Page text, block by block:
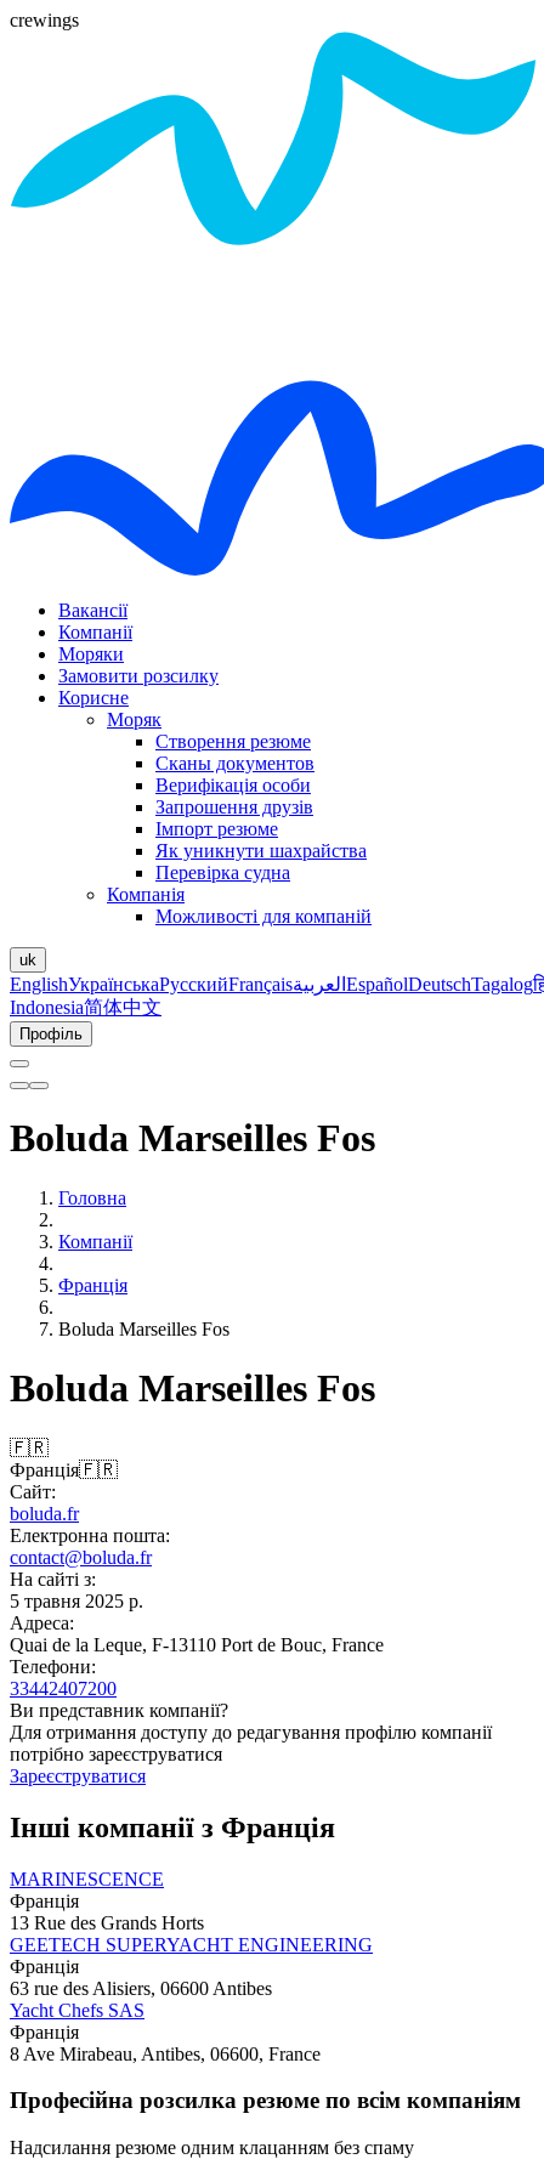
crewings
Вакансії
Компанії
Моряки
Замовити розсилку
Корисне
Моряк
Створення резюме
Сканы документов
Верифікація особи
Запрошення друзів
Імпорт резюме
Як уникнути шахрайства
Перевірка судна
Компанія
Можливості для компаній
uk
EnglishУкраїнськаРусскийFrançaisالعربية EspañolDeutschTagalog
Indonesia简体中文
Профіль
Boluda Marseilles Fos
Головна
Компанії
Франція
Boluda Marseilles Fos
Boluda Marseilles Fos
🇫🇷
Франція🇫🇷
Сайт:
boluda.fr
Електронна пошта:
contact@boluda.fr
На сайті з:
5 травня 2025 р.
Адреса:
Quai de la Leque, F-13110 Port de Bouc, France
Телефони:
33442407200
Ви представник компанії?
Для отримання доступу до редагування профілю компанії
потрібно зареєструватися
Зареєструватися
Інші компанії з Франція
MARINESCENCE
Франція
13 Rue des Grands Horts
GEETECH SUPERYACHT ENGINEERING
Франція
63 rue des Alisiers, 06600 Antibes
Yacht Chefs SAS
Франція
8 Ave Mirabeau, Antibes, 06600, France
Професійна розсилка резюме по всім компаніям
Надсилання резюме одним клацанням без спаму